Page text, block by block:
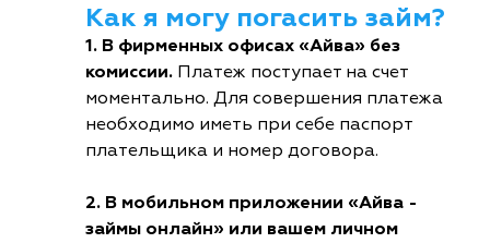
Как я могу погасить займ?
1. В фирменных офисах «Айва» без
комиссии. Платеж поступает на счет
моментально. Для совершения платежа
необходимо иметь при себе паспорт
плательщика и номер договора.
2. В мобильном приложении «Айва -
займы онлайн» или вашем личном